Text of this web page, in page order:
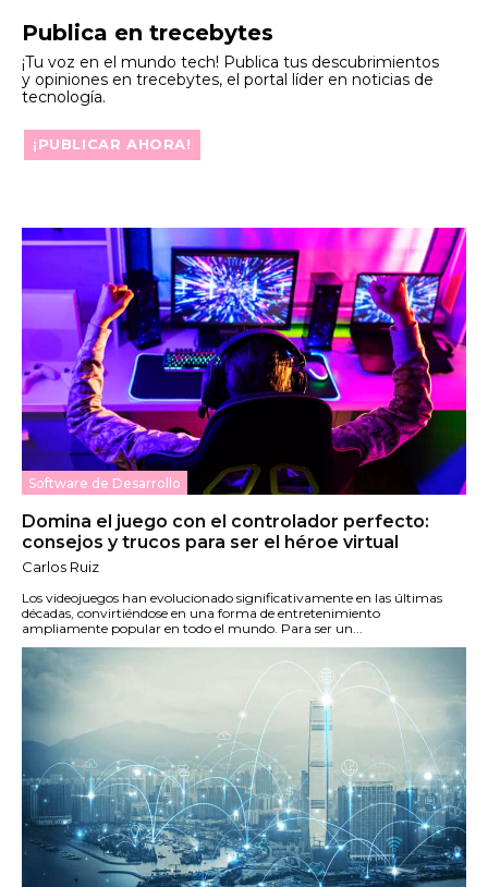
Publica en trecebytes
¡Tu voz en el mundo tech! Publica tus descubrimientos
y opiniones en trecebytes, el portal líder en noticias de
tecnología.
¡PUBLICAR AHORA!
Software de Desarrollo
Domina el juego con el controlador perfecto:
consejos y trucos para ser el héroe virtual
Carlos Ruiz
Los videojuegos han evolucionado significativamente en las últimas
décadas, convirtiéndose en una forma de entretenimiento
ampliamente popular en todo el mundo. Para ser un...